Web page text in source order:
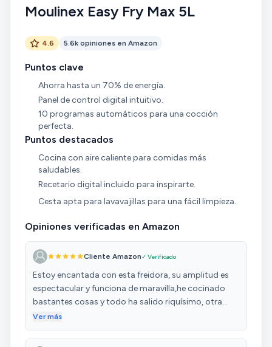
Moulinex Easy Fry Max 5L
4.6 5.6k opiniones en Amazon
Puntos clave
Ahorra hasta un 70% de energía.
Panel de control digital intuitivo.
10 programas automáticos para una cocción
perfecta.
Puntos destacados
Cocina con aire caliente para comidas más
saludables.
Recetario digital incluido para inspirarte.
Cesta apta para lavavajillas para una fácil limpieza.
Opiniones verificadas en Amazon
Cliente Amazon✓ Verificado
Estoy encantada con esta freidora, su amplitud es
espectacular y funciona de maravilla,he cocinado
bastantes cosas y todo ha salido riquísimo, otra
cosa a destacar es que para la capacidad que tiene
cabria de esperar por sus litros. También me gusta
Ver más